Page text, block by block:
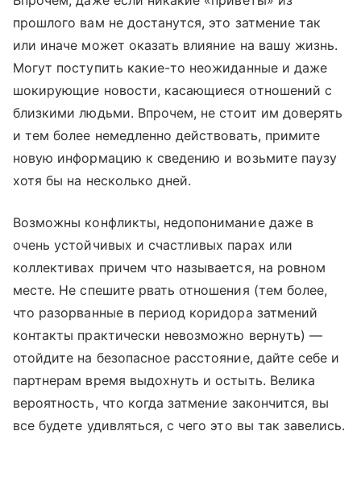
прошлого вам не достанутся, это затмение так
или иначе может оказать влияние на вашу жизнь.
Могут поступить какие-то неожиданные и даже
шокирующие новости, касающиеся отношений с
близкими людьми. Впрочем, не стоит им доверять
и тем более немедленно действовать, примите
новую информацию к сведению и возьмите паузу
хотя бы на несколько дней.
Возможны конфликты, недопонимание даже в
очень устойчивых и счастливых парах или
коллективах причем что называется, на ровном
месте. Не спешите рвать отношения (тем более,
что разорванные в период коридора затмений
контакты практически невозможно вернуть) —
отойдите на безопасное расстояние, дайте себе и
партнерам время выдохнуть и остыть. Велика
вероятность, что когда затмение закончится, вы
все будете удивляться, с чего это вы так завелись.